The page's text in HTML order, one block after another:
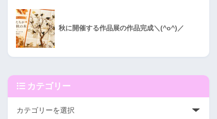
秋に開催する作品展の作品完成＼(^o^)／
カテゴリー